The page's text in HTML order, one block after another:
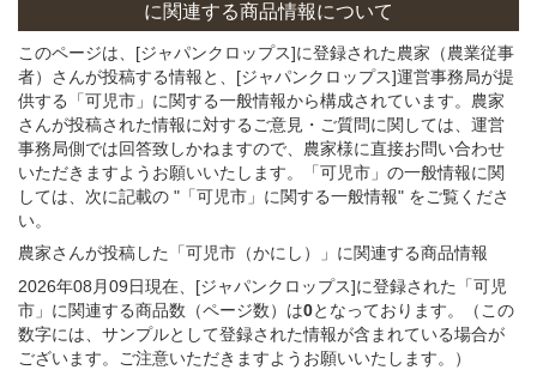
に関連する商品情報について
このページは、[ジャパンクロップス]に登録された農家（農業従事
者）さんが投稿する情報と、[ジャパンクロップス]運営事務局が提
供する「可児市」に関する一般情報から構成されています。農家
さんが投稿された情報に対するご意見・ご質問に関しては、運営
事務局側では回答致しかねますので、農家様に直接お問い合わせ
いただきますようお願いいたします。「可児市」の一般情報に関
しては、次に記載の "「可児市」に関する一般情報" をご覧くださ
い。
農家さんが投稿した「可児市（かにし）」 に関連する商品情報
2026年08月09日現在、[ジャパンクロップス]に登録された「可児
市」に関連する商品数（ページ数）は0となっております。（この
数字には、サンプルとして登録された情報が含まれている場合が
ございます。ご注意いただきますようお願いいたします。）